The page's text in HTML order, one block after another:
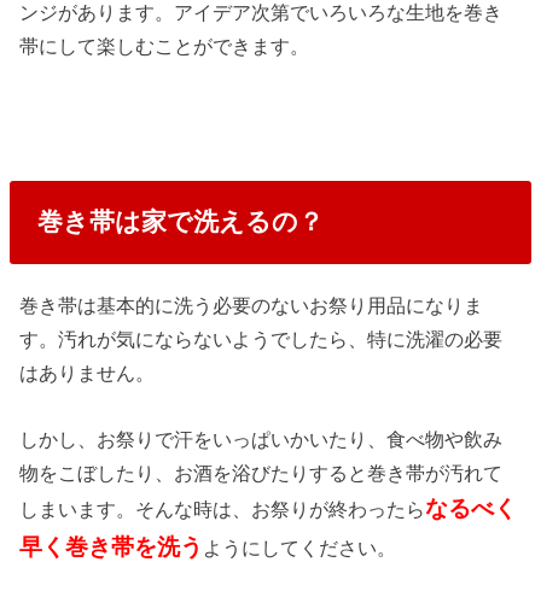
ンジがあります。アイデア次第でいろいろな生地を巻き
帯にして楽しむことができます。
巻き帯は家で洗えるの？
巻き帯は基本的に洗う必要のないお祭り用品になりま
す。汚れが気にならないようでしたら、特に洗濯の必要
はありません。
しかし、お祭りで汗をいっぱいかいたり、食べ物や飲み
物をこぼしたり、お酒を浴びたりすると巻き帯が汚れて
しまいます。そんな時は、お祭りが終わったらなるべく
早く巻き帯を洗う ようにしてください。